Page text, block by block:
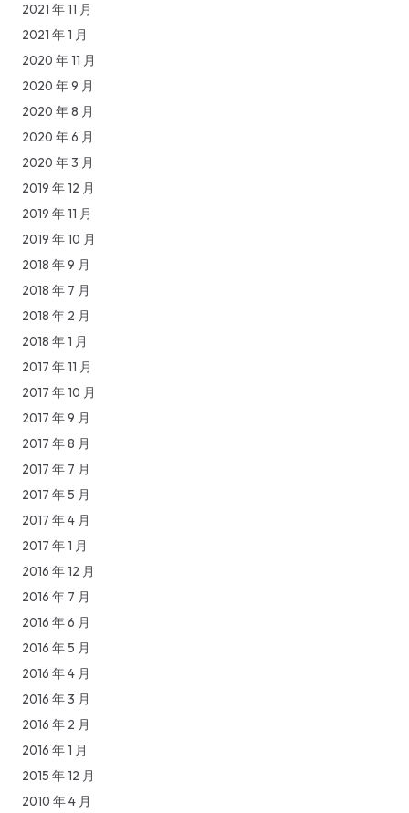
2021 年 11 月
2021 年 1 月
2020 年 11 月
2020 年 9 月
2020 年 8 月
2020 年 6 月
2020 年 3 月
2019 年 12 月
2019 年 11 月
2019 年 10 月
2018 年 9 月
2018 年 7 月
2018 年 2 月
2018 年 1 月
2017 年 11 月
2017 年 10 月
2017 年 9 月
2017 年 8 月
2017 年 7 月
2017 年 5 月
2017 年 4 月
2017 年 1 月
2016 年 12 月
2016 年 7 月
2016 年 6 月
2016 年 5 月
2016 年 4 月
2016 年 3 月
2016 年 2 月
2016 年 1 月
2015 年 12 月
2010 年 4 月